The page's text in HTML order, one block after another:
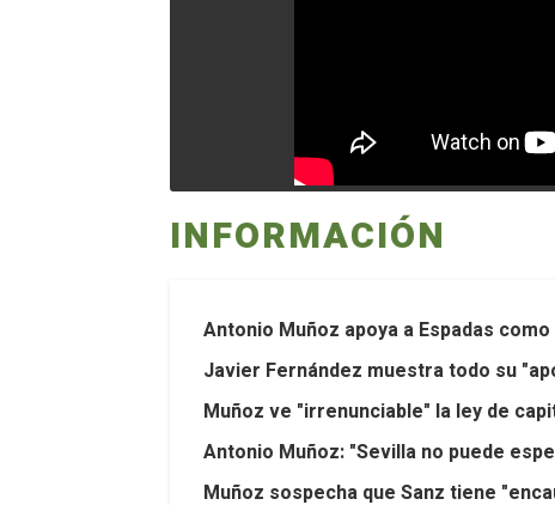
INFORMACIÓN
Antonio Muñoz apoya a Espadas
Javier Fernández muestra todo su
Muñoz ve "irrenunciable" la ley de
Antonio Muñoz: "Sevilla no puede
Muñoz sospecha que Sanz tiene